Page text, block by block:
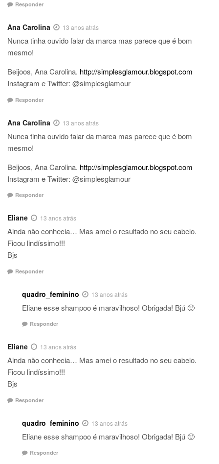
Responder
Ana Carolina 13 anos atrás
Nunca tinha ouvido falar da marca mas parece que é bom
mesmo!
Beijoos, Ana Carolina. http://simplesglamour.blogspot.com
Instagram e Twitter: @simplesglamour
Responder
Ana Carolina 13 anos atrás
Nunca tinha ouvido falar da marca mas parece que é bom
mesmo!
Beijoos, Ana Carolina. http://simplesglamour.blogspot.com
Instagram e Twitter: @simplesglamour
Responder
Eliane 13 anos atrás
Ainda não conhecia… Mas amei o resultado no seu cabelo.
Ficou lindíssimo!!!
Bjs
Responder
quadro_feminino 13 anos atrás
Eliane esse shampoo é maravilhoso! Obrigada! Bjú 🙂
Responder
Eliane 13 anos atrás
Ainda não conhecia… Mas amei o resultado no seu cabelo.
Ficou lindíssimo!!!
Bjs
Responder
quadro_feminino 13 anos atrás
Eliane esse shampoo é maravilhoso! Obrigada! Bjú 🙂
Responder